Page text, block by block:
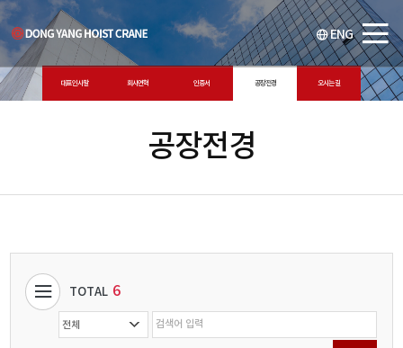
ENG
대표 인사말 회사연혁 인증서 공장전경 오시는 길
공장전경
TOTAL 6